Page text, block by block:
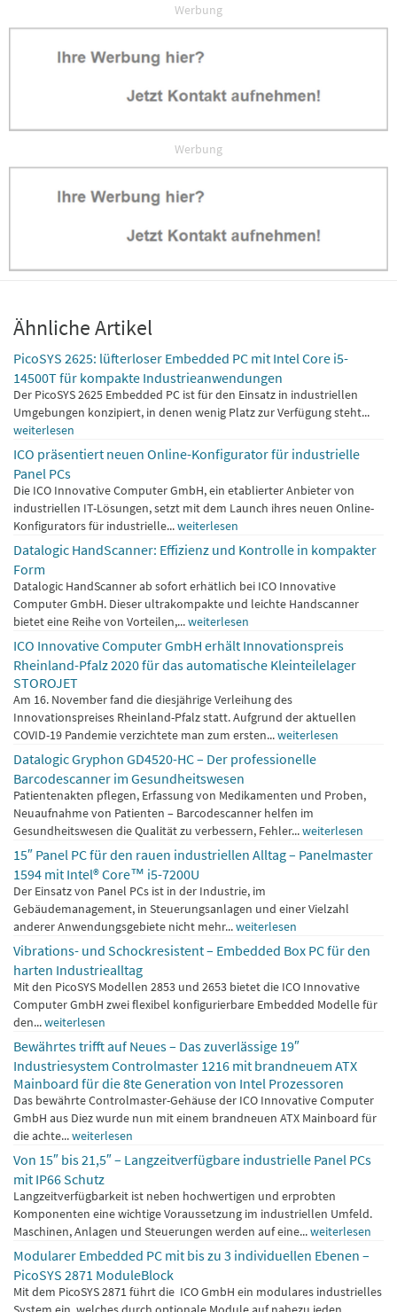
Werbung
Werbung
Ähnliche Artikel
PicoSYS 2625: lüfterloser Embedded PC mit Intel Core i5-
14500T für kompakte Industrieanwendungen
Der PicoSYS 2625 Embedded PC ist für den Einsatz in industriellen
Umgebungen konzipiert, in denen wenig Platz zur Verfügung steht...
weiterlesen
ICO präsentiert neuen Online-Konfigurator für industrielle
Panel PCs
Die ICO Innovative Computer GmbH, ein etablierter Anbieter von
industriellen IT-Lösungen, setzt mit dem Launch ihres neuen Online-
Konfigurators für industrielle...weiterlesen
Datalogic HandScanner: Effizienz und Kontrolle in kompakter
Form
Datalogic HandScanner ab sofort erhätlich bei ICO Innovative
Computer GmbH. Dieser ultrakompakte und leichte Handscanner
bietet eine Reihe von Vorteilen,...weiterlesen
ICO Innovative Computer GmbH erhält Innovationspreis
Rheinland-Pfalz 2020 für das automatische Kleinteilelager
STOROJET
Am 16. November fand die diesjährige Verleihung des
Innovationspreises Rheinland-Pfalz statt. Aufgrund der aktuellen
COVID-19 Pandemie verzichtete man zum ersten...weiterlesen
Datalogic Gryphon GD4520-HC – Der professionelle
Barcodescanner im Gesundheitswesen
Patientenakten pflegen, Erfassung von Medikamenten und Proben,
Neuaufnahme von Patienten – Barcodescanner helfen im
Gesundheitswesen die Qualität zu verbessern, Fehler...weiterlesen
15″ Panel PC für den rauen industriellen Alltag – Panelmaster
1594 mit Intel® Core™ i5-7200U
Der Einsatz von Panel PCs ist in der Industrie, im
Gebäudemanagement, in Steuerungsanlagen und einer Vielzahl
anderer Anwendungsgebiete nicht mehr...weiterlesen
Vibrations- und Schockresistent – Embedded Box PC für den
harten Industriealltag
Mit den PicoSYS Modellen 2853 und 2653 bietet die ICO Innovative
Computer GmbH zwei flexibel konfigurierbare Embedded Modelle für
den...weiterlesen
Bewährtes trifft auf Neues – Das zuverlässige 19″
Industriesystem Controlmaster 1216 mit brandneuem ATX
Mainboard für die 8te Generation von Intel Prozessoren
Das bewährte Controlmaster-Gehäuse der ICO Innovative Computer
GmbH aus Diez wurde nun mit einem brandneuen ATX Mainboard für
die achte...weiterlesen
Von 15″ bis 21,5″ – Langzeitverfügbare industrielle Panel PCs
mit IP66 Schutz
Langzeitverfügbarkeit ist neben hochwertigen und erprobten
Komponenten eine wichtige Voraussetzung im industriellen Umfeld.
Maschinen, Anlagen und Steuerungen werden auf eine...weiterlesen
Modularer Embedded PC mit bis zu 3 individuellen Ebenen –
PicoSYS 2871 ModuleBlock
Mit dem PicoSYS 2871 führt die ICO GmbH ein modulares industrielles